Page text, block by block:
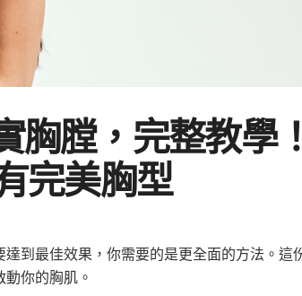
胸膛，完整教學
完美胸型
到最佳效果，你需要的是更全面的方法。這
你的胸肌。